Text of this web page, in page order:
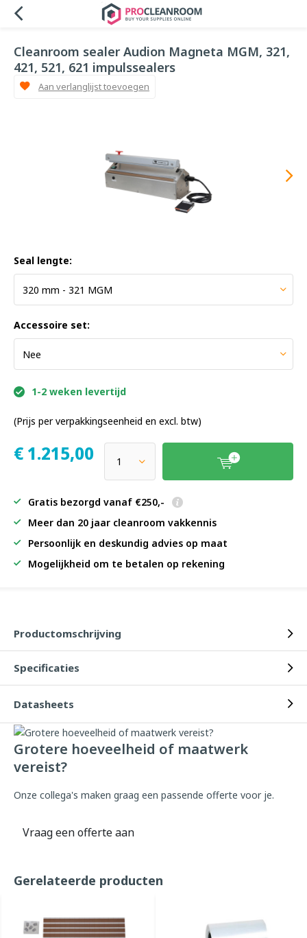
Cleanroom sealer Audion Magneta MGM, 321,
421, 521, 621 impulssealers
Aan verlanglijst toevoegen
Seal lengte:
Accessoire set:
1-2 weken levertijd
(Prijs per verpakkingseenheid en excl. btw)
€ 1.215,00
Gratis bezorgd vanaf €250,-
Meer dan 20 jaar cleanroom vakkennis
Persoonlijk en deskundig advies op maat
Mogelijkheid om te betalen op rekening
Productomschrijving
Specificaties
Datasheets
Grotere hoeveelheid of maatwerk
vereist?
Onze collega's maken graag een passende offerte voor je.
Vraag een offerte aan
Gerelateerde producten